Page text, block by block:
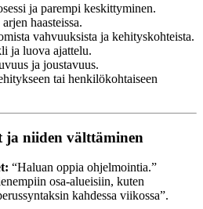
ja parempi keskittyminen.
haasteissa.
vahvuuksista ja kehityskohteista.
ja luova ajattelu.
ja joustavuus.
tai henkilökohtaiseen
ja niiden välttäminen
“Haluan oppia ohjelmointia.”
osa-alueisiin, kuten
kahdessa viikossa”.